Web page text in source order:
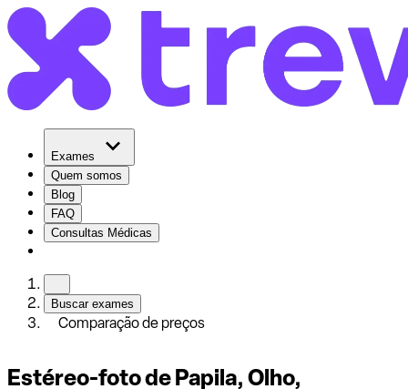
Exames
Quem somos
Blog
FAQ
Consultas Médicas
Buscar exames
Comparação de preços
Estéreo-foto de Papila, Olho,